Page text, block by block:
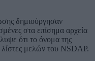
δημιούργησαν
στα επίσημα αρχεία
ότι το όνομα της
λίστες μελών του NSDAP.